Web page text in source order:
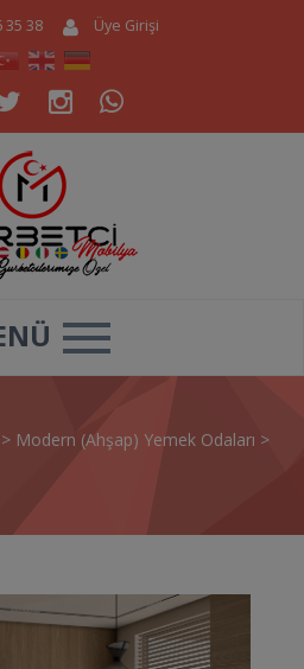
35 38 Üye Girişi
> Modern (Ahşap) Yemek Odaları >